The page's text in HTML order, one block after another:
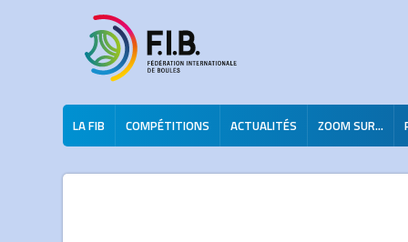
LA FIB COMPÉTITIONS ACTUALITÉS ZOOM SUR...